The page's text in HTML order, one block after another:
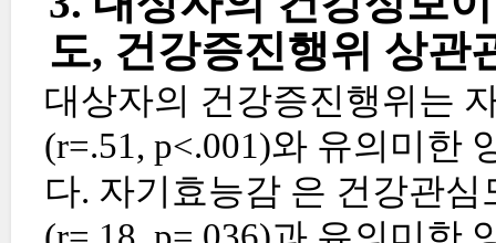
도, 건강증진행위 상관
대상자의 건강증진행위는
(r=.51, p<.001)와 유의미한
다. 자기효능감 은 건강관